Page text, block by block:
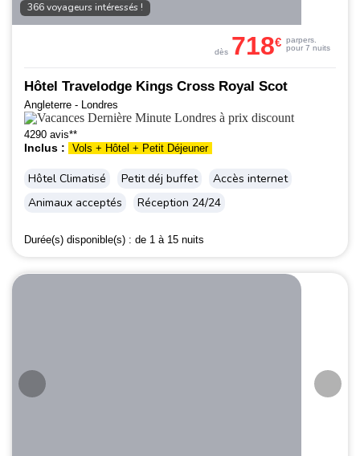
366 voyageurs intéressés !
Hôtel Travelodge Kings Cross Royal Scot
Angleterre - Londres
4290 avis**
Inclus : Vols + Hôtel + Petit Déjeuner
Hôtel Climatisé Petit déj buffet
Accès internet
Animaux acceptés
Réception 24/24
Durée(s) disponible(s) : de 1 à 15 nuits
dès 718€ parpers.
pour 7 nuits